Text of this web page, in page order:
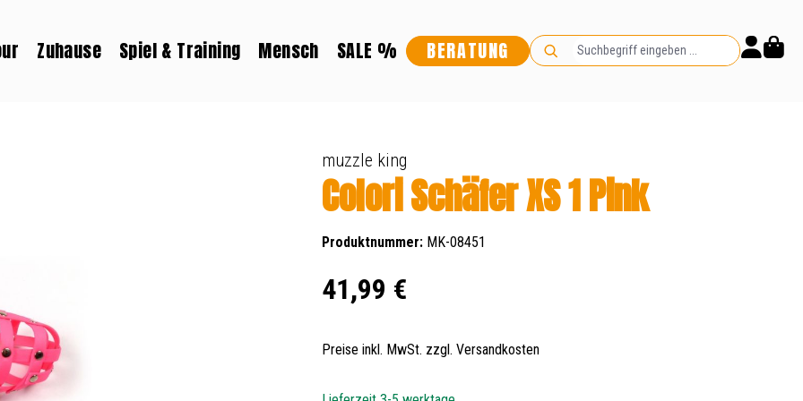
Zuhause Spiel & Training Mensch SALE % BERATUNG
muzzle king
Colori Schäfer XS 1 Pink
Produktnummer: MK-08451
Regulärer Preis:
41,99 €
Preise inkl. MwSt. zzgl. Versandkosten